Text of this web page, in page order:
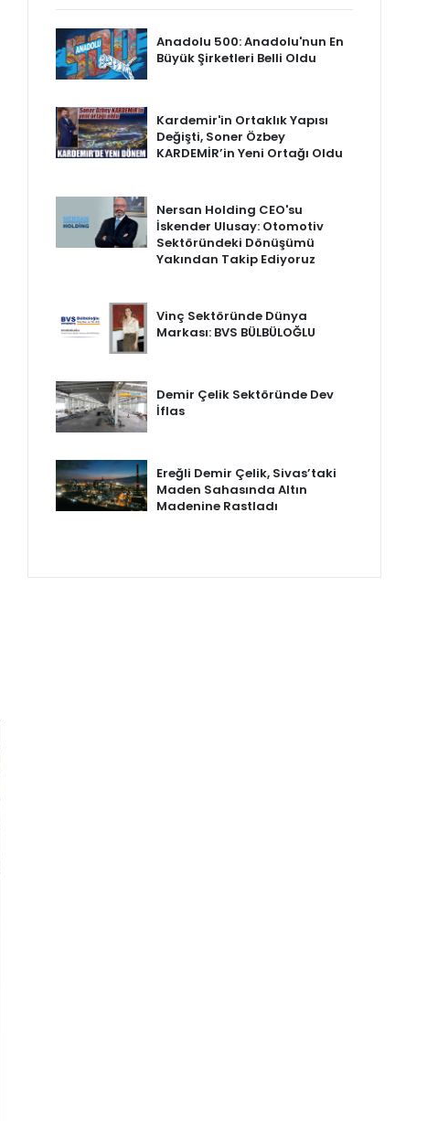
Anadolu 500: Anadolu'nun En
Büyük Şirketleri Belli Oldu
Kardemir'in Ortaklık Yapısı
Değişti, Soner Özbey
KARDEMİR’in Yeni Ortağı Oldu
Nersan Holding CEO'su
İskender Ulusay: Otomotiv
Sektöründeki Dönüşümü
Yakından Takip Ediyoruz
Vinç Sektöründe Dünya
Markası: BVS BÜLBÜLOĞLU
Demir Çelik Sektöründe Dev
İflas
Ereğli Demir Çelik, Sivas’taki
Maden Sahasında Altın
Madenine Rastladı